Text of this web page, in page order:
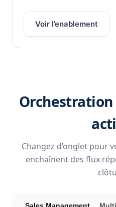
Voir l’enablement
Changez d’onglet pour
enchaînent des flux